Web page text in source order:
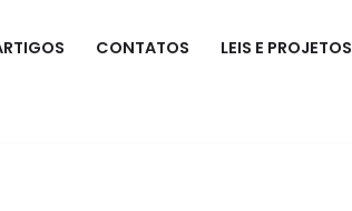
CONTATOS LEIS E PROJETOS